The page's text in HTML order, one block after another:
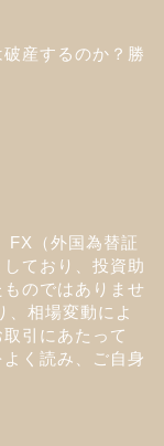
産するのか？勝
FX（外国為替証
ており、投資助
のではありませ
、相場変動によ
引にあたって
く読み、ご自身